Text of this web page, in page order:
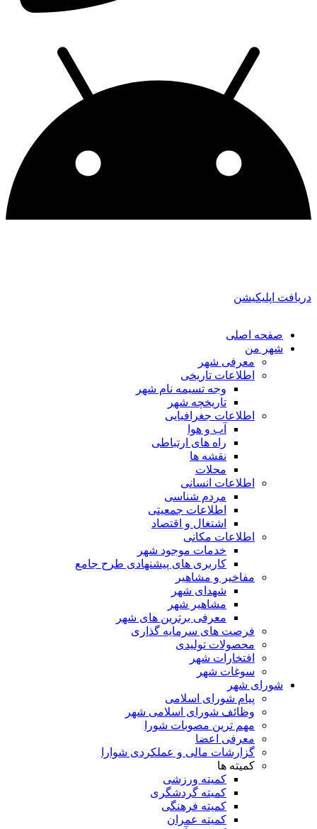
دریافت اپلیکیشن
صفحه اصلی
شهر من
معرفی شهر
اطلاعات تاریخی
وجه تسیمه نام شهر
تاریخچه شهر
اطلاعات جغرافیایی
آب و هوا
راه های ارتباطی
نقشه ها
محلات
اطلاعات انسانی
مردم شناسی
اطلاعات جمعیتی
اشتغال و اقتصاد
اطلاعات مکانی
خدمات موجود شهر
کاربری های پیشنهادی طرح جامع
مفاخیر و مشاهیر
شهدای شهر
مشاهیر شهر
معرفی برترین های شهر
فرصت های سرمایه گذاری
محصولات تولیدی
افتخارات شهر
سوغات شهر
شورای شهر
پیام شورای اسلامی
وظائف شورای اسلامی شهر
مهم ترین مصوبات شورا
معرفی اعضا
گزارشات مالی و عملکردی شوارا
کمیته ها
کمیته ورزشی
کمیته گردشگری
کمیته فرهنگی
کمیته عمران